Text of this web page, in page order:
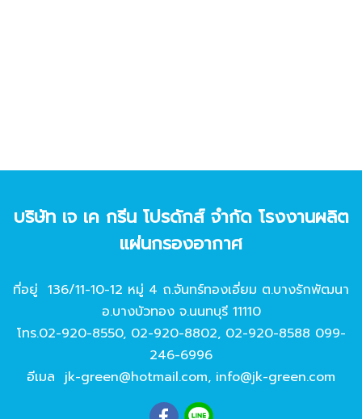
บริษัท เจ เค กรีน โปรดักส์ จํากัด โรงงานผลิต
แผ่นกรองอากาศ
ที่อยู่ 136/11-10-12 หมู่ 4 ถ.จันทร์ทองเอี่ยม ต.บางรักพัฒนา
อ.บางบัวทอง จ.นนทบุรี 11110
โทร.02-920-8550, 02-920-8802, 02-920-8588 099-
246-6996
อีเมล jk-green@hotmail.com, info@jk-green.com